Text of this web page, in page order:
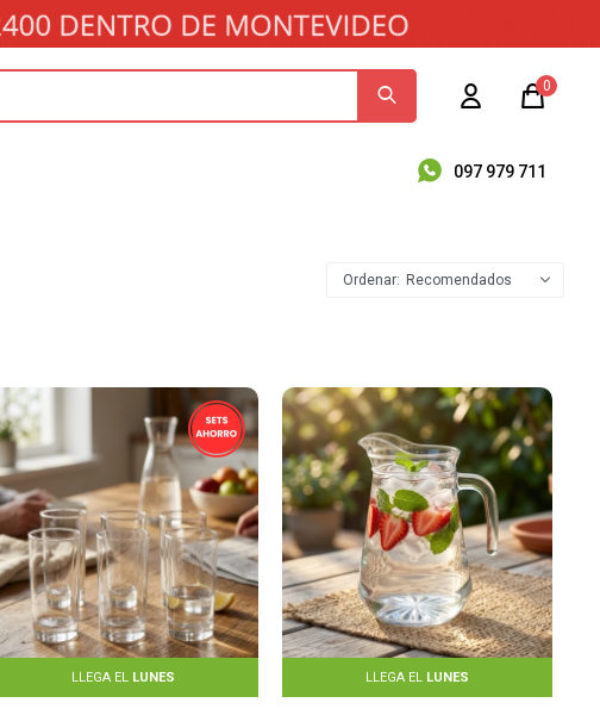
097 979 711
0
Recomendados
LLEGA EL LUNES LLEGA EL LUNES